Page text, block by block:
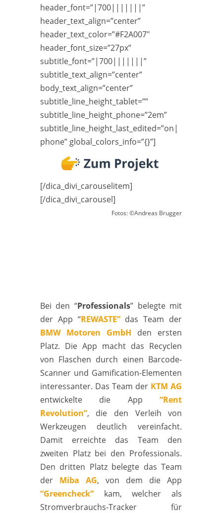
header_font=”|700|||||||”
header_text_align=”center”
header_text_color=”#F2A007″
header_font_size=”27px”
subtitle_font=”|700|||||||”
subtitle_text_align=”center”
body_text_align=”center”
subtitle_line_height_tablet=””
subtitle_line_height_phone=”2em”
subtitle_line_height_last_edited=”on|
phone” global_colors_info=”{}”]
[/dica_divi_carouselitem]
[/dica_divi_carousel]
Fotos: ©Andreas Brugger
Bei den “Professionals” belegte mit
der App “REWASTE”das Team der
BMW Motoren GmbH den ersten
Platz. Die App macht das Recyclen
von Flaschen durch einen Barcode-
Scanner und Gamification-Elementen
interessanter. Das Team der KTM AG
entwickelte die App“Rent
Revolution”, die den Verleih von
Werkzeugen deutlich vereinfacht.
Damit erreichte das Team den
zweiten Platz bei den Professionals.
Den dritten Platz belegte das Team
der Miba AG, von dem die App
“Greencheck”kam, welcher als
Stromverbrauchs-Tracker für